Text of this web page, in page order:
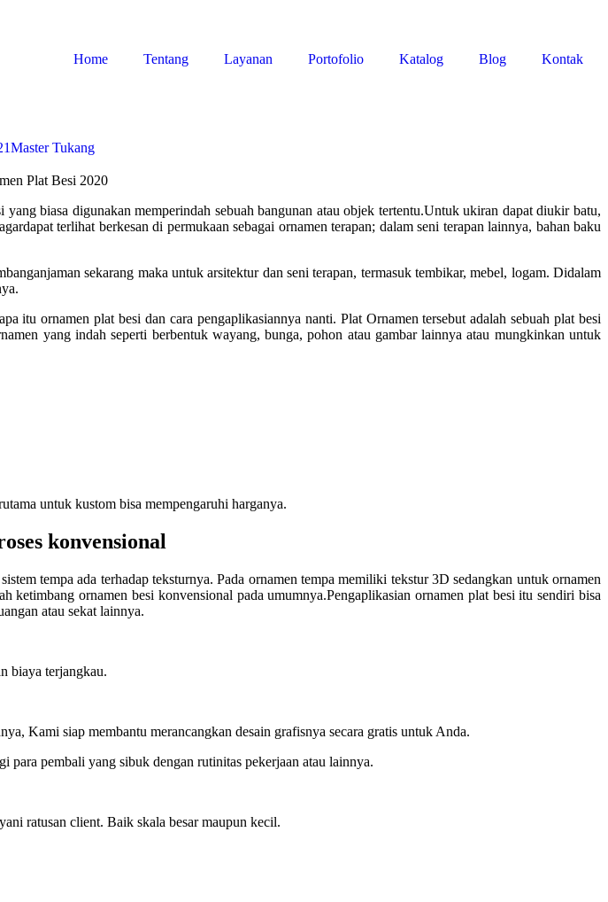
Home Tentang Layanan Portofolio Katalog Blog Kontak
Master Tukang
biasa digunakan memperindah sebuah bangunan atau objek tertentu.Untuk ukiran dapat diukir batu,
terlihat berkesan di permukaan sebagai ornamen terapan; dalam seni terapan lainnya, bahan baku
sekarang maka untuk arsitektur dan seni terapan, termasuk tembikar, mebel, logam. Didalam
itu ornamen plat besi dan cara pengaplikasiannya nanti. Plat Ornamen tersebut adalah sebuah plat besi
yang indah seperti berbentuk wayang, bunga, pohon atau gambar lainnya atau mungkinkan untuk
untuk kustom bisa mempengaruhi harganya.
konvensional
tempa ada terhadap teksturnya. Pada ornamen tempa memiliki tekstur 3D sedangkan untuk ornamen
ornamen besi konvensional pada umumnya.Pengaplikasian ornamen plat besi itu sendiri bisa
atau sekat lainnya.
biaya terjangkau.
Kami siap membantu merancangkan desain grafisnya secara gratis untuk Anda.
para pembali yang sibuk dengan rutinitas pekerjaan atau lainnya.
ratusan client. Baik skala besar maupun kecil.